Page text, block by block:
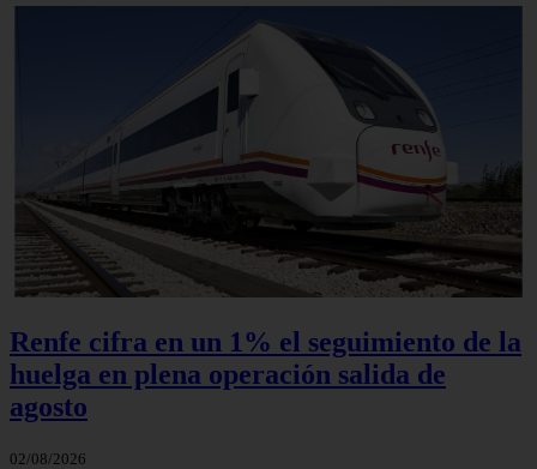
Renfe cifra en un 1% el seguimiento de la
huelga en plena operación salida de
agosto
02/08/2026